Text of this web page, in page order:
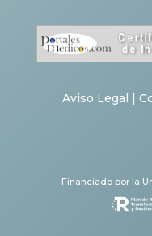
Aviso Legal |
Financiado por la